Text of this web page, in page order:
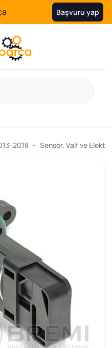
Başvuru yap
2018 Sensör, Valf ve